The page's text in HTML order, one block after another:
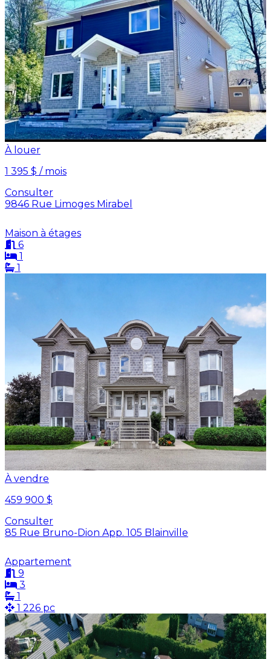
À louer
1 395 $ / mois
Consulter
9846 Rue Limoges Mirabel
Maison à étages
6
1
1
À vendre
459 900 $
Consulter
85 Rue Bruno-Dion App. 105 Blainville
Appartement
9
3
1
1 226 pc